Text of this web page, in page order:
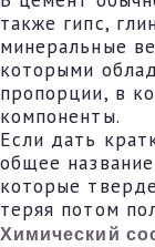
также гипс,
минеральные
которыми
пропорции, в
компоненты.
Если дать
общее
которые
теряя потом
Химический